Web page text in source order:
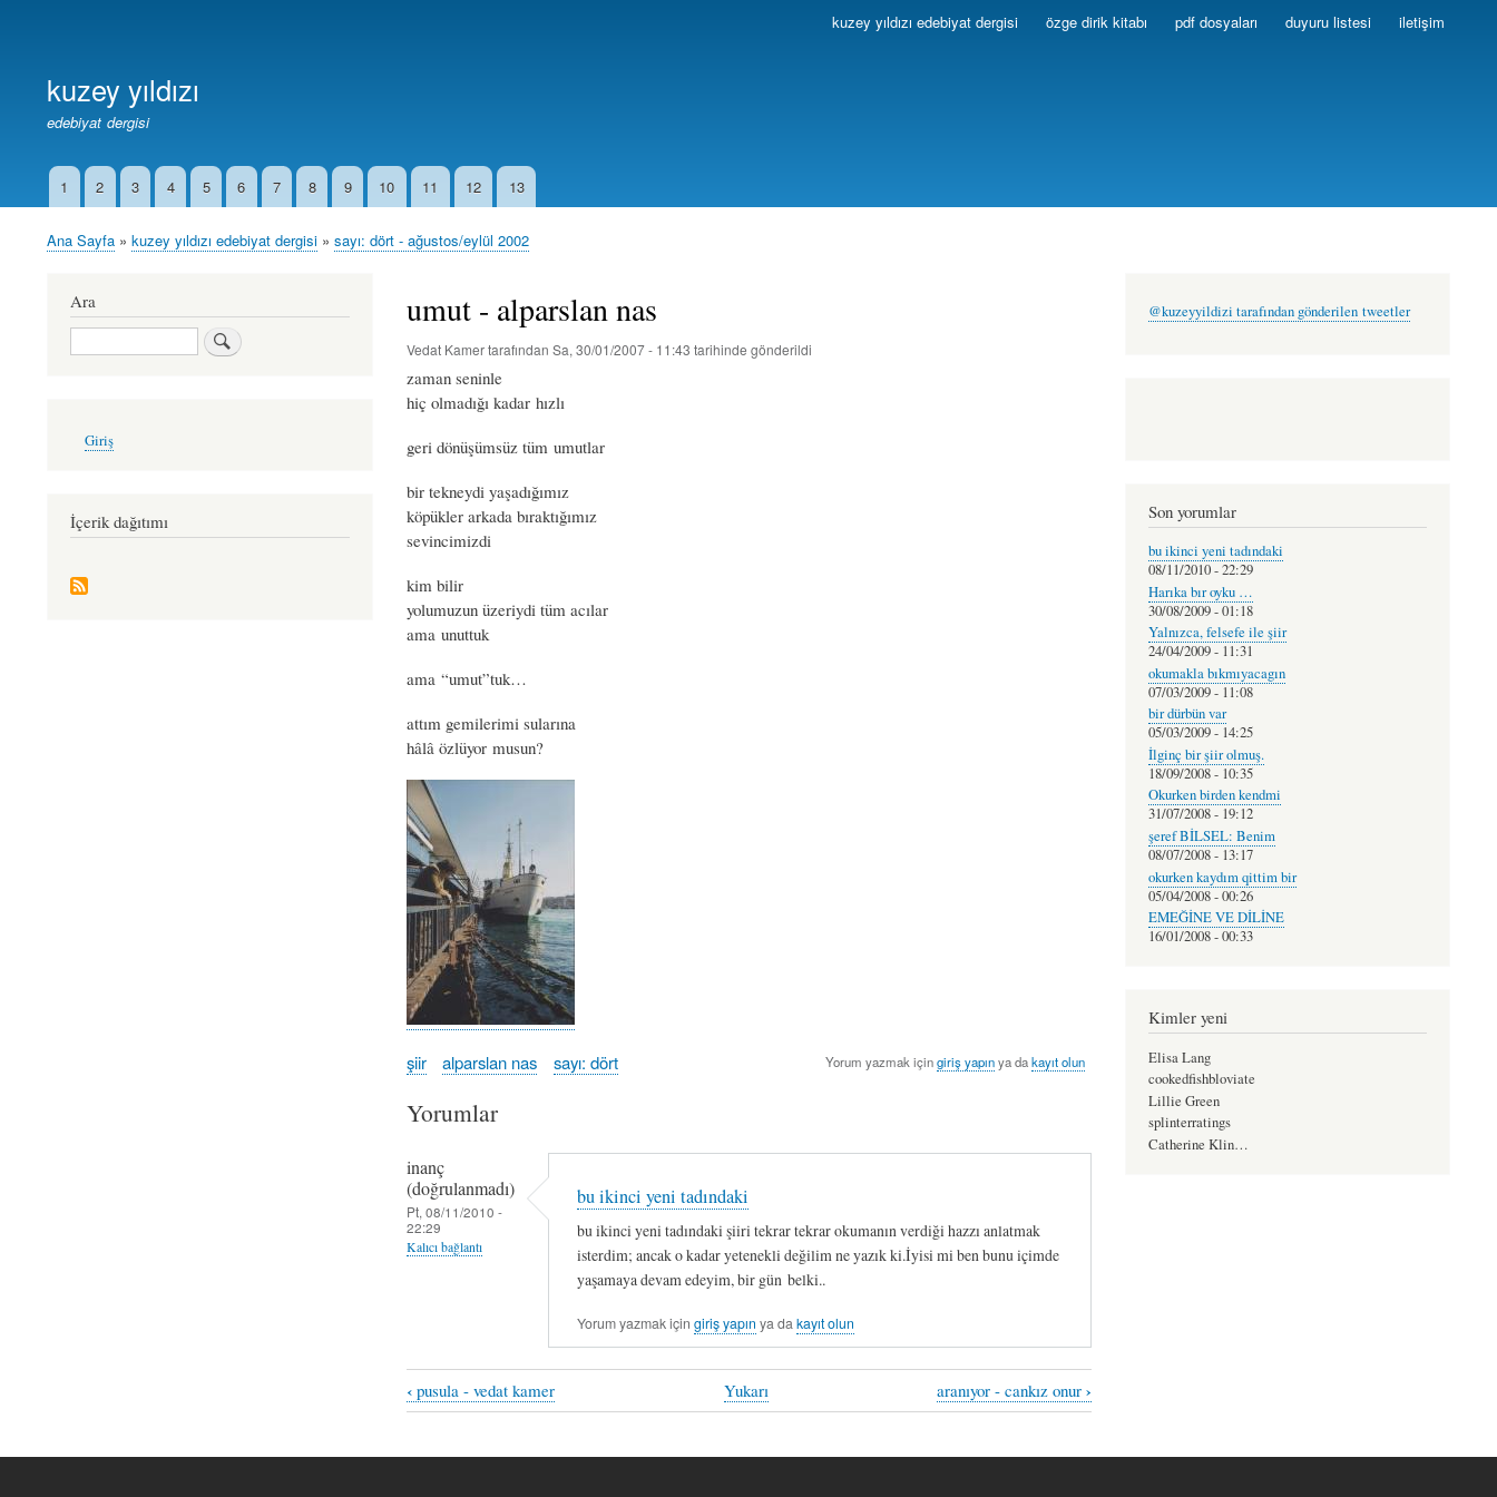
kuzey yıldızı edebiyat dergisi özge dirik kitabı pdf dosyaları duyuru listesi iletişim
kuzey yıldızı
edebiyat dergisi
İkincil1 2 3 4 5 6 7 8 9 10 11 12 13
Sayfa
Ana Sayfa kuzey yıldızı edebiyat dergisi sayı: dört - ağustos/eylül 2002
umut - alparslan nas
Vedat Kamertarafından Sa, 30/01/2007 - 11:43 tarihinde gönderildi
zaman seninle
hiç olmadığı kadar hızlı
geri dönüşümsüz tüm umutlar
bir tekneydi yaşadığımız
köpükler arkada bıraktığımız
sevincimizdi
kim bilir
yolumuzun üzeriydi tüm acılar
ama unuttuk
ama “umut”tuk…
attım gemilerimi sularına
hâlâ özlüyor musun?
şiir alparslan nas sayı: dört Yorum yazmak içingiriş yapınya dakayıt olun
Yorumlar
inanç
(doğrulanmadı)
Pt, 08/11/2010 -
22:29
Kalıcı bağlantı
bu ikinci yeni tadındaki
bu ikinci yeni tadındaki şiiri tekrar tekrar okumanın verdiği hazzı anlatmak
isterdim; ancak o kadar yetenekli değilim ne yazık ki.İyisi mi ben bunu içimde
yaşamaya devam edeyim, bir gün belki..
Yorum yazmak için giriş yapın ya dakayıt olun
Book
‹pusula - vedat kamer Yukarı aranıyor - cankız onur ›
Ara
Ara
account
Giriş
İçerik dağıtımı
@kuzeyyildizi tarafından gönderilen tweetler
Son yorumlar
bu ikinci yeni tadındaki
08/11/2010 - 22:29
Harıka bır oyku …
30/08/2009 - 01:18
Yalnızca, felsefe ile şiir
24/04/2009 - 11:31
okumakla bıkmıyacagın
07/03/2009 - 11:08
bir dürbün var
05/03/2009 - 14:25
İlginç bir şiir olmuş.
18/09/2008 - 10:35
Okurken birden kendmi
31/07/2008 - 19:12
şeref BİLSEL: Benim
08/07/2008 - 13:17
okurken kaydım qittim bir
05/04/2008 - 00:26
EMEĞİNE VE DİLİNE
16/01/2008 - 00:33
Kimler yeni
Elisa Lang
cookedfishbloviate
Lillie Green
splinterratings
Catherine Klin…